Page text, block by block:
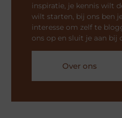
inspiratie, je kennis wilt
wilt starten, bij ons ben
interesse om zelf te
ons op en sluit je aan bij
Over ons